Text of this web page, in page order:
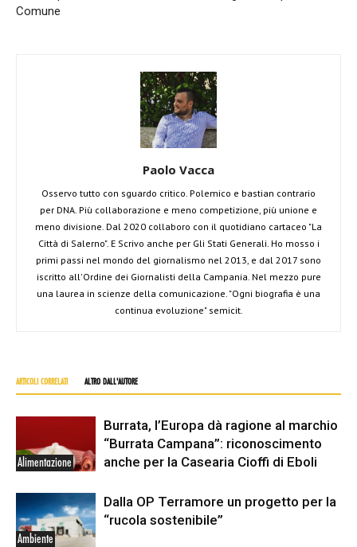
Comune
Paolo Vacca
Osservo tutto con sguardo critico. Polemico e bastian contrario
per DNA. Più collaborazione e meno competizione, più unione e
meno divisione. Dal 2020 collaboro con il quotidiano cartaceo "La
Città di Salerno". E Scrivo anche per Gli Stati Generali. Ho mosso i
primi passi nel mondo del giornalismo nel 2013, e dal 2017 sono
iscritto all'Ordine dei Giornalisti della Campania. Nel mezzo pure
una laurea in scienze della comunicazione. "Ogni biografia è una
continua evoluzione" semicit.
ARTICOLI CORRELATI ALTRO DALL'AUTORE
Alimentazione
Burrata, l’Europa dà ragione al marchio
“Burrata Campana”: riconoscimento
anche per la Casearia Cioffi di Eboli
Ambiente
Dalla OP Terramore un progetto per la
“rucola sostenibile”